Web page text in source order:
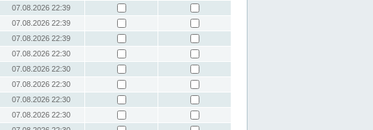
07.08.2026 22:39
07.08.2026 22:39
07.08.2026 22:39
07.08.2026 22:30
07.08.2026 22:30
07.08.2026 22:30
07.08.2026 22:30
07.08.2026 22:30